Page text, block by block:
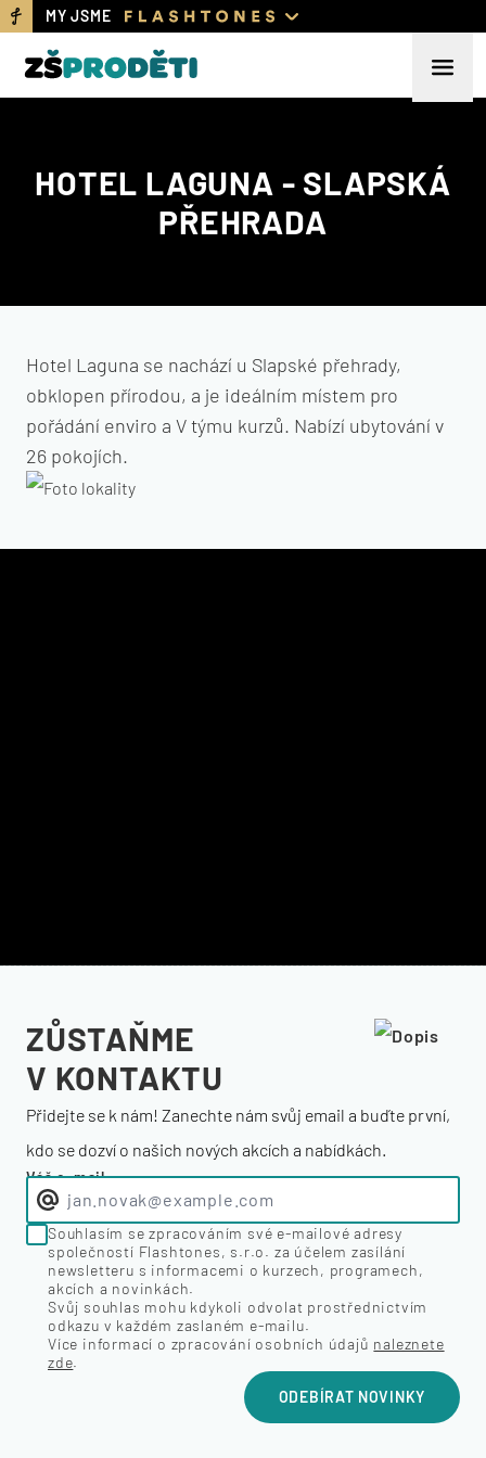
MY JSME
HOTEL LAGUNA - SLAPSKÁ
PŘEHRADA
Hotel Laguna se nachází u Slapské přehrady,
obklopen přírodou, a je ideálním místem pro
pořádání enviro a V týmu kurzů. Nabízí ubytování v
26 pokojích.
ZŮSTAŇME
V KONTAKTU
Přidejte se k nám! Zanechte nám svůj email a buďte první,
kdo se dozví o našich nových akcích a nabídkách.
Váš e-mail
Souhlasím se zpracováním své e-mailové adresy
společností Flashtones, s.r.o. za účelem zasílání
newsletteru s informacemi o kurzech, programech,
akcích a novinkách.
Svůj souhlas mohu kdykoli odvolat prostřednictvím
odkazu v každém zaslaném e-mailu.
Více informací o zpracování osobních údajů naleznete
zde.
ODEBÍRAT NOVINKY